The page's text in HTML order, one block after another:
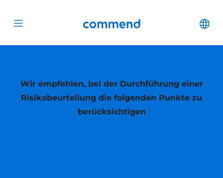
Open menu Commend
Wir empfehlen, bei der Durchführung einer
Risikobeurteilung die folgenden Punkte zu
berücksichtigen